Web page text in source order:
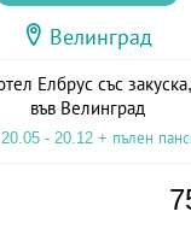
Велинград
Елбрус със
във Велинград
- 20.12 + пълен